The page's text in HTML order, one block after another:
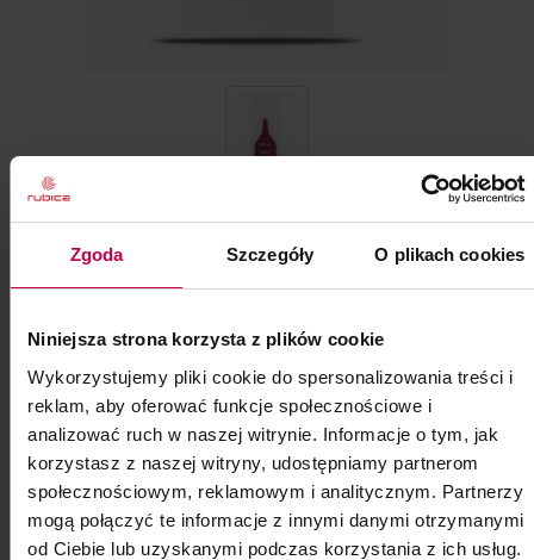
Zgoda Szczegóły O plikach cookies
Niniejsza strona korzysta z plików cookie
Wykorzystujemy pliki cookie do spersonalizowania treści i
reklam, aby oferować funkcje społecznościowe i
analizować ruch w naszej witrynie. Informacje o tym, jak
korzystasz z naszej witryny, udostępniamy partnerom
społecznościowym, reklamowym i analitycznym. Partnerzy
mogą połączyć te informacje z innymi danymi otrzymanymi
od Ciebie lub uzyskanymi podczas korzystania z ich usług.
cena:złw tym VAT
powiadom o dostępności
Dostępny w sklepie
Zamów do firmy pod wskazany adres
Standardowa wysyłka w 24 godziny
Darmowa dostawa dla zamówień od 250 zł
Zwrot 14 dni